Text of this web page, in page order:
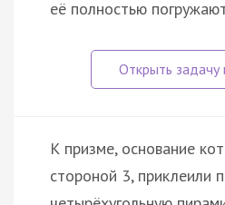
её полностью
К призме, основание
стороной 3, приклеили